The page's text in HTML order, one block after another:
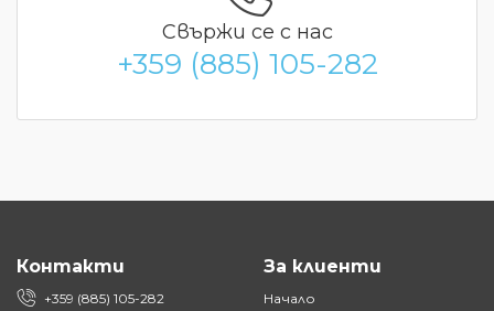
Свържи се с нас
+359 (885) 105-282
Контакти
+359 (885) 105-282
За клиенти
Начало